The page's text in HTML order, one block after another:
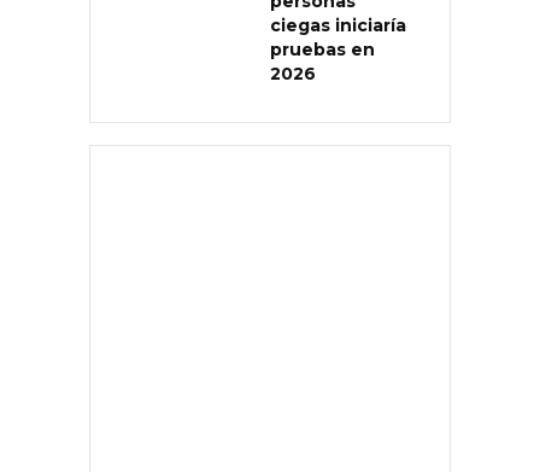
ciegas iniciaría
pruebas en
2026